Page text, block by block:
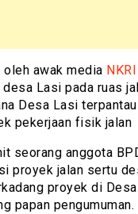
oleh awak media
Lasi pada ruas
Desa Lasi
pekerjaan fisik jalan
seorang anggota
proyek jalan sertu
proyek di
papan pengumuman.